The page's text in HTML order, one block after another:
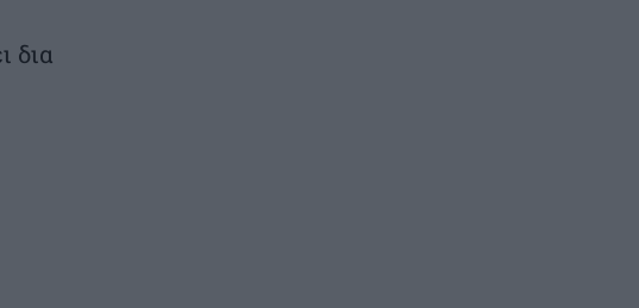
δια